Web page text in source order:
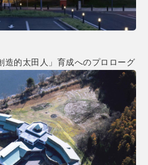
造的太田人」育成へのプロローグ